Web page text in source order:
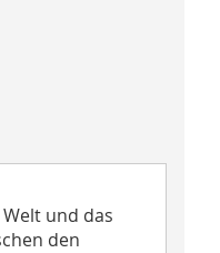
und das
den